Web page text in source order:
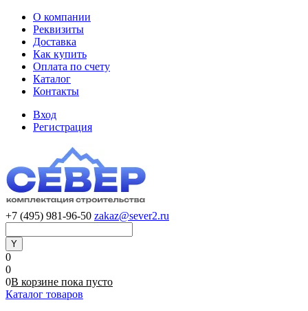
О компании
Реквизиты
Доставка
Как купить
Оплата по счету
Каталог
Контакты
Вход
Регистрация
+7 (495) 981-96-50 zakaz@sever2.ru
0
0
0В корзине пока пусто
Каталог товаров